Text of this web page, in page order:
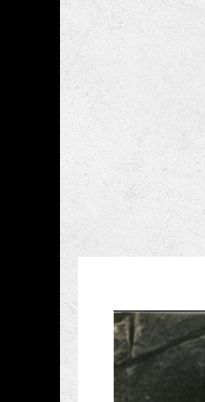
跳到主要內容國家攝影
藏品資訊
:::